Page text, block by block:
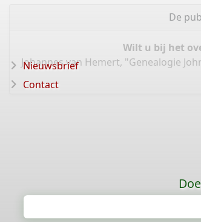
De
Wilt u bij het
Johannes van Hemert, "Genealogie
Nieuwsbrief
Contact